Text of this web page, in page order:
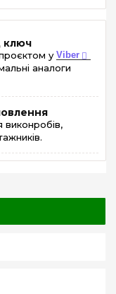
ключ
у Viber
аналоги
виконробів,